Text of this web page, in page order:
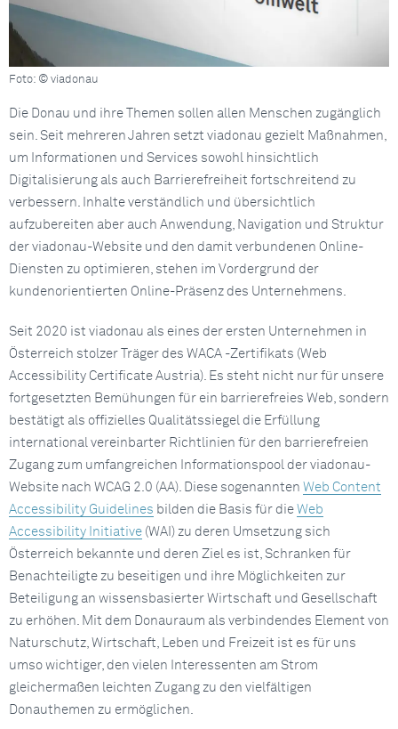
Foto: © viadonau
Die Donau und ihre Themen sollen allen Menschen zugänglich
sein. Seit mehreren Jahren setzt viadonau gezielt Maßnahmen,
um Informationen und Services sowohl hinsichtlich
Digitalisierung als auch Barrierefreiheit fortschreitend zu
verbessern. Inhalte verständlich und übersichtlich
aufzubereiten aber auch Anwendung, Navigation und Struktur
der viadonau-Website und den damit verbundenen Online-
Diensten zu optimieren, stehen im Vordergrund der
kundenorientierten Online-Präsenz des Unternehmens.
Seit 2020 ist viadonau als eines der ersten Unternehmen in
Österreich stolzer Träger des WACA -Zertifikats (Web
Accessibility Certificate Austria). Es steht nicht nur für unsere
fortgesetzten Bemühungen für ein barrierefreies Web, sondern
bestätigt als offizielles Qualitätssiegel die Erfüllung
international vereinbarter Richtlinien für den barrierefreien
Zugang zum umfangreichen Informationspool der viadonau-
Website nach WCAG 2.0 (AA). Diese sogenannten Web Content
Accessibility Guidelines bilden die Basis für die Web
Accessibility Initiative (WAI) zu deren Umsetzung sich
Österreich bekannte und deren Ziel es ist, Schranken für
Benachteiligte zu beseitigen und ihre Möglichkeiten zur
Beteiligung an wissensbasierter Wirtschaft und Gesellschaft
zu erhöhen. Mit dem Donauraum als verbindendes Element von
Naturschutz, Wirtschaft, Leben und Freizeit ist es für uns
umso wichtiger, den vielen Interessenten am Strom
gleichermaßen leichten Zugang zu den vielfältigen
Donauthemen zu ermöglichen.